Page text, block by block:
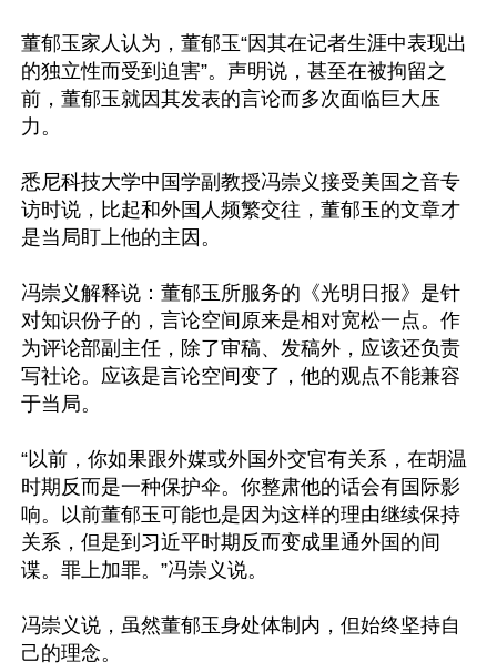
董郁玉家人认为，董郁玉“因其在记者生涯中表现出
的独立性而受到迫害”。声明说，甚至在被拘留之
前，董郁玉就因其发表的言论而多次面临巨大压
力。
悉尼科技大学中国学副教授冯崇义接受美国之音专
访时说，比起和外国人频繁交往，董郁玉的文章才
是当局盯上他的主因。
冯崇义解释说：董郁玉所服务的《光明日报》是针
对知识份子的，言论空间原来是相对宽松一点。作
为评论部副主任，除了审稿、发稿外，应该还负责
写社论。应该是言论空间变了，他的观点不能兼容
于当局。
“以前，你如果跟外媒或外国外交官有关系，在胡温
时期反而是一种保护伞。你整肃他的话会有国际影
响。以前董郁玉可能也是因为这样的理由继续保持
关系，但是到习近平时期反而变成里通外国的间
谍。罪上加罪。”冯崇义说。
冯崇义说，虽然董郁玉身处体制内，但始终坚持自
己的理念。